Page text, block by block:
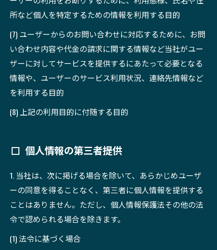
所など個人を特定するための情報を利用する目的
(7) ユーザーからのお問い合わせに対応するために、お問
い合わせ内容や代金の請求に関する情報など当社がユー
ザーに対してサービスを提供するにあたって必要となる
情報や、ユーザーのサービス利用状況、連絡先情報など
を利用する目的
(8) 上記の利用目的に付随する目的
個人情報の第三者提供
1. 当社は、次に掲げる場合を除いて、あらかじめユーザ
ーの同意を得ることなく、第三者に個人情報を提供する
ことはありません。ただし、個人情報保護法その他の法
令で認められる場合を除きます。
(1) 法令に基づく場合